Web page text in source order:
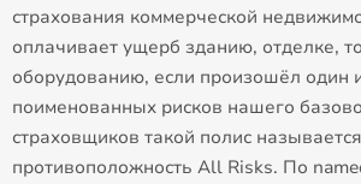
страхования коммерческой
оплачивает ущерб зданию, отделке,
оборудованию, если произошёл один
поименованных рисков нашего
страховщиков такой полис
противоположность All Risks. По